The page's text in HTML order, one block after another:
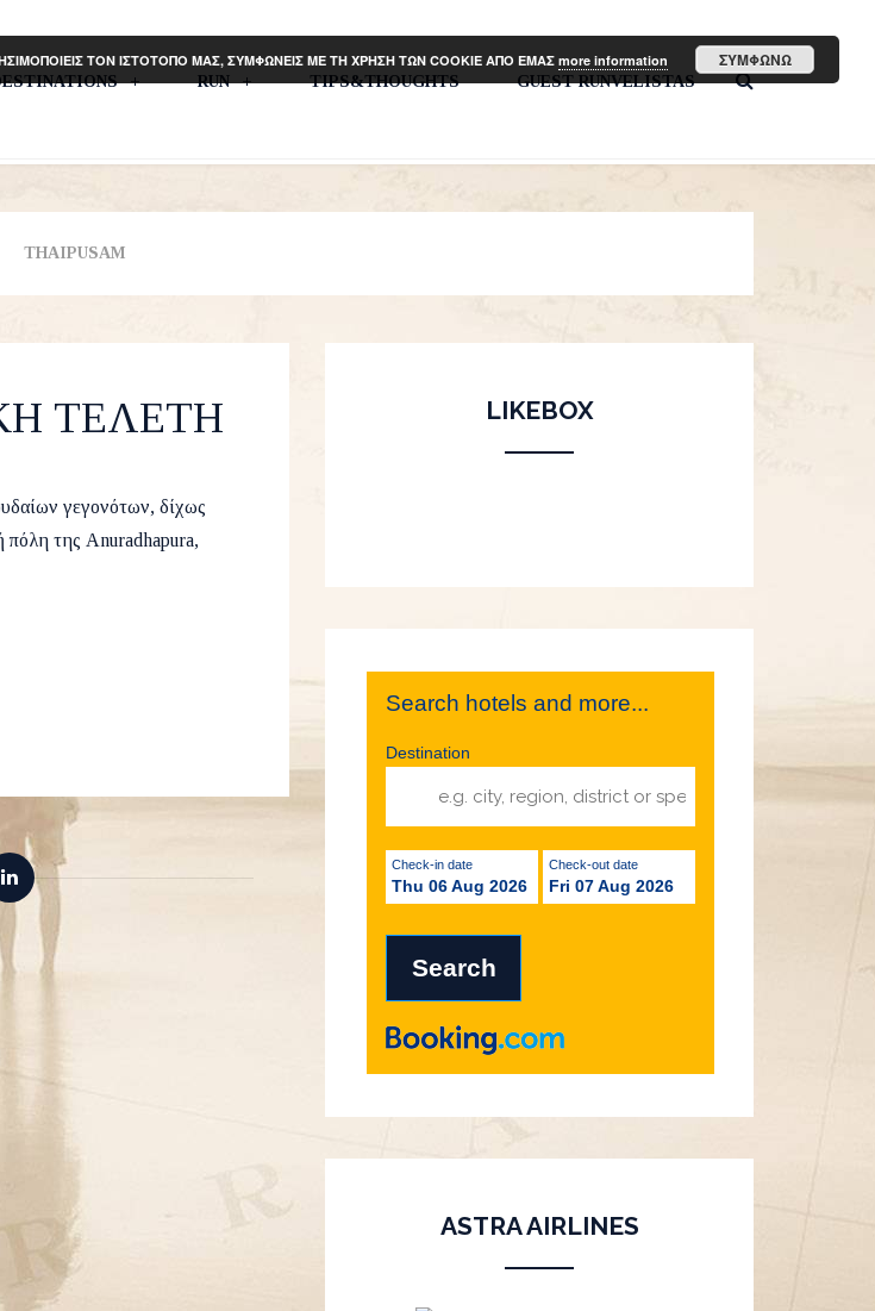
RUN TIPS&THOUGHTS GUEST RUNVELISTAS
THAIPUSAM
ΤΕΛΕΤΗ
γεγονότων, δίχως
πόλη της Anuradhapura,
LIKEBOX
Search hotels and more...
Destination
Check-in date
Thu 06 Aug 2026
Check-out date
Fri 07 Aug 2026
ASTRA AIRLINES
ΤΟΝ ΙΣΤΟΤΟΠΟ ΜΑΣ, ΣΥΜΦΩΝΕΙΣ ΜΕ ΤΗ ΧΡΗΣΗ ΤΩΝ COOKIE ΑΠΟ ΕΜΑΣ more information ΣΥΜΦΩΝΩ